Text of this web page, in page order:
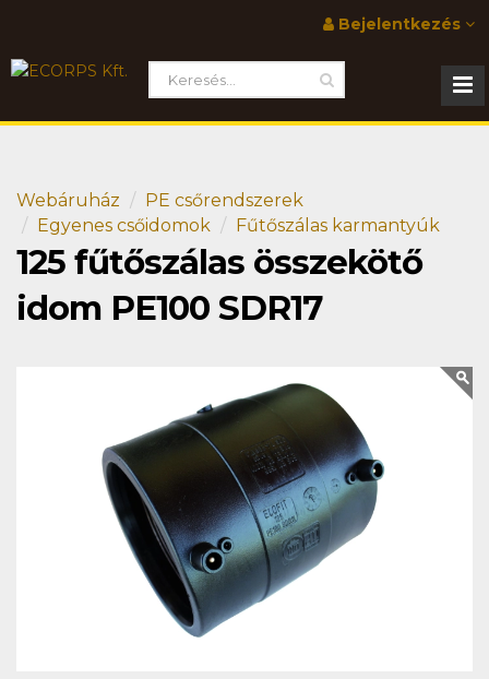
Bejelentkezés
Webáruház
PE csőrendszerek
Egyenes csőidomok
Fűtőszálas karmantyúk
125 fűtőszálas összekötő
idom PE100 SDR17